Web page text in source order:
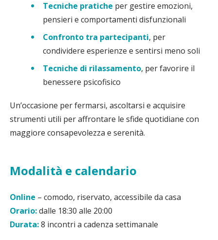
Tecniche pratiche per gestire emozioni,
pensieri e comportamenti disfunzionali
Confronto tra partecipanti, per
condividere esperienze e sentirsi meno soli
Tecniche di rilassamento, per favorire il
benessere psicofisico
Un’occasione per fermarsi, ascoltarsi e acquisire
strumenti utili per affrontare le sfide quotidiane con
maggiore consapevolezza e serenità.
Modalità e calendario
Online – comodo, riservato, accessibile da casa
Orario:dalle 18:30 alle 20:00
Durata:8 incontri a cadenza settimanale